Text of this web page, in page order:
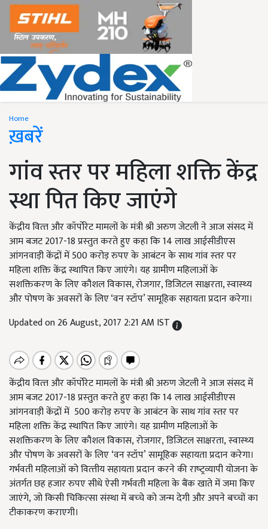
Home
ख़बरें
गांव स्तर पर महिला शक्ति केंद्र
स्था पित किए जाएंगे
केंद्रीय वित्‍त और कॉर्पोरेट मामलों के मंत्री श्री अरुण जेटली ने आज संसद में
आम बजट 2017-18 प्रस्‍तुत करते हुए कहा कि 14 लाख आईसीडीएस
आंगनवाड़ी केंद्रों में 500 करोड़ रुपए के आबंटन के साथ गांव स्‍तर पर
महिला शक्ति केंद्र स्‍थापित किए जाएंगे। यह ग्रामीण महिलाओं के
सशक्तिकरण के लिए कौशल विकास, रोजगार, डिजिटल साक्षरता, स्‍वास्‍थ्‍य
और पोषण के अवसरों के लिए ‘वन स्‍टॉप’ सामूहिक सहायता प्रदान करेगा।
Updated on 26 August, 2017 2:21 AM IST
केंद्रीय वित्‍त और कॉर्पोरेट मामलों के मंत्री श्री अरुण जेटली ने आज संसद में
आम बजट 2017-18 प्रस्‍तुत करते हुए कहा कि 14 लाख आईसीडीएस
आंगनवाड़ी केंद्रों में 500 करोड़ रुपए के आबंटन के साथ गांव स्‍तर पर
महिला शक्ति केंद्र स्‍थापित किए जाएंगे। यह ग्रामीण महिलाओं के
सशक्तिकरण के लिए कौशल विकास, रोजगार, डिजिटल साक्षरता, स्‍वास्‍थ्‍य
और पोषण के अवसरों के लिए ‘वन स्‍टॉप’ सामूहिक सहायता प्रदान करेगा।
गर्भवती महिलाओं को वित्‍तीय सहायता प्रदान करने की राष्‍ट्रव्‍यापी योजना के
अंतर्गत छह हजार रुपए सीधे ऐसी गर्भवती महिला के बैंक खाते में जमा किए
जाएंगे, जो किसी चिकित्‍सा संस्‍था में बच्‍चे को जन्‍म देगी और अपने बच्‍चों का
टीकाकरण कराएगी।